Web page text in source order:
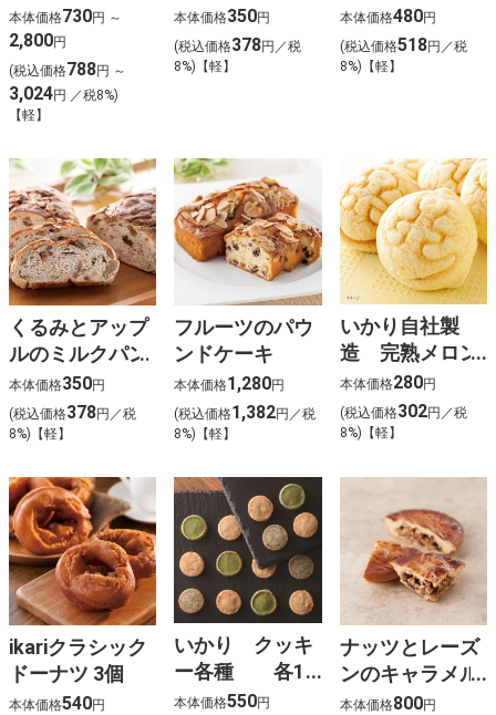
本体価格730円 ～
2,800円
(税込価格788円 ～
3,024円 ／税8%)
【軽】
本体価格350円
(税込価格378円／税
8%)【軽】
本体価格480円
(税込価格518円／税
8%)【軽】
くるみとアップ
ルのミルクパン
本体価格350円
(税込価格378円／税
8%)【軽】
フルーツのパウ
ンドケーキ
本体価格1,280円
(税込価格1,382円／税
8%)【軽】
いかり自社製
造 完熟メロン
パン
本体価格280円
(税込価格302円／税
8%)【軽】
ikariクラシック
ドーナツ 3個
本体価格540円
いかり クッキ
ー各種 各15
枚入
本体価格550円
ナッツとレーズ
ンのキャラメル
タルト
本体価格800円